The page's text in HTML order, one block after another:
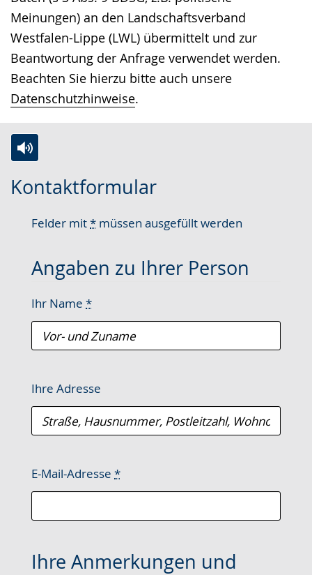
Meinungen) an den Landschaftsverband
Westfalen-Lippe (LWL) übermittelt und zur
Beantwortung der Anfrage verwendet werden.
Beachten Sie hierzu bitte auch unsere
Datenschutzhinweise.
Kontaktformular
Felder mit* müssen ausgefüllt werden
Angaben zu Ihrer Person
Ihr Name *
Ihre Adresse
E-Mail-Adresse *
Ihre Anmerkungen und
Leichten
wechseln.
Audio-
Video
Deutscher
wird